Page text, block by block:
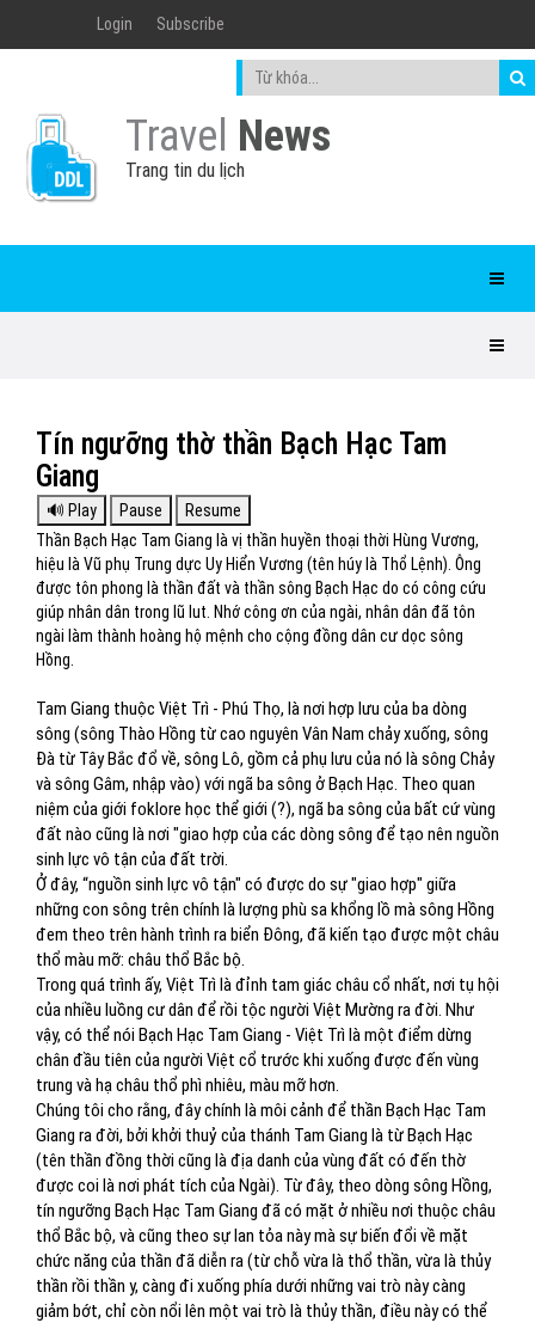
Login Subscribe
Travel News
Trang tin du lịch
Tín ngưỡng thờ thần Bạch Hạc Tam
Giang
Thần Bạch Hạc Tam Giang là vị thần huyền thoại thời Hùng Vương,
hiệu là Vũ phụ Trung dực Uy Hiển Vương (tên húy là Thổ Lệnh). Ông
được tôn phong là thần đất và thần sông Bạch Hạc do có công cứu
giúp nhân dân trong lũ lut. Nhớ công ơn của ngài, nhân dân đã tôn
ngài làm thành hoàng hộ mệnh cho cộng đồng dân cư dọc sông
Hồng.
Tam Giang thuộc Việt Trì - Phú Thọ, là nơi hợp lưu của ba dòng
sông (sông Thào Hồng từ cao nguyên Vân Nam chảy xuống, sông
Đà từ Tây Bắc đổ về, sông Lô, gồm cả phụ lưu của nó là sông Chảy
và sông Gâm, nhập vào) với ngã ba sông ở Bạch Hạc. Theo quan
niệm của giới foklore học thể giới (?), ngã ba sông của bất cứ vùng
đất nào cũng là nơi "giao hợp của các dòng sông để tạo nên nguồn
sinh lực vô tận của đất trời.
Ở đây, “nguồn sinh lực vô tận" có được do sự "giao hợp" giữa
những con sông trên chính là lượng phù sa khổng lồ mà sông Hồng
đem theo trên hành trình ra biển Đông, đã kiến tạo được một châu
thổ màu mỡ: châu thổ Bắc bộ.
Trong quá trình ấy, Việt Trì là đỉnh tam giác châu cổ nhất, nơi tụ hội
của nhiều luồng cư dân để rồi tộc người Việt Mường ra đời. Như
vậy, có thể nói Bạch Hạc Tam Giang - Việt Trì là một điểm dừng
chân đầu tiên của người Việt cổ trước khi xuống được đến vùng
trung và hạ châu thổ phì nhiêu, màu mỡ hơn.
Chúng tôi cho rằng, đây chính là môi cảnh để thần Bạch Hạc Tam
Giang ra đời, bởi khởi thuỷ của thánh Tam Giang là từ Bạch Hạc
(tên thần đồng thời cũng là địa danh của vùng đất có đến thờ
được coi là nơi phát tích của Ngài). Từ đây, theo dòng sông Hồng,
tín ngưỡng Bạch Hạc Tam Giang đã có mặt ở nhiều nơi thuộc châu
thổ Bắc bộ, và cũng theo sự lan tỏa này mà sự biến đổi về mặt
chức năng của thần đã diễn ra (từ chỗ vừa là thổ thần, vừa là thủy
thần rồi thần y, càng đi xuống phía dưới những vai trò này càng
giảm bớt, chỉ còn nổi lên một vai trò là thủy thần, điều này có thể